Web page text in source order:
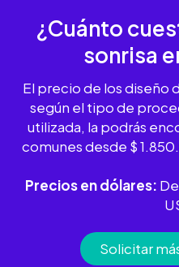
¿Cuánto
sonrisa
El precio de los diseño
según el tipo de
utilizada, la podrás
comunes desde $
Precios en dólares:
Solicitar